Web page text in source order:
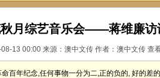
月综艺音乐会——蒋维廉访
13 00:00 来源：澳中文传 作者：澳中文传 查
百年纪念,任何事物一分为二,正的负的, 好的差